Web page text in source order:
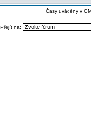
Časy uváděny v
Přejít na: